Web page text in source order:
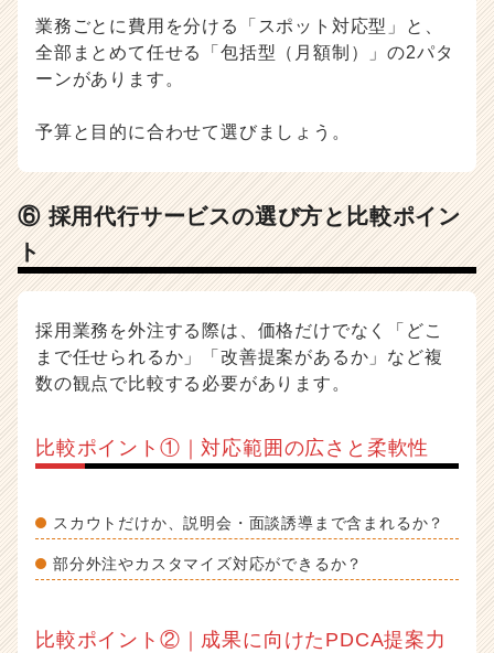
業務ごとに費用を分ける「スポット対応型」と、
全部まとめて任せる「包括型（月額制）」の2パタ
ーンがあります。
予算と目的に合わせて選びましょう。
⑥ 採用代行サービスの選び方と比較ポイン
ト
採用業務を外注する際は、価格だけでなく「どこ
まで任せられるか」「改善提案があるか」など複
数の観点で比較する必要があります。
比較ポイント①｜対応範囲の広さと柔軟性
スカウトだけか、説明会・面談誘導まで含まれるか？
部分外注やカスタマイズ対応ができるか？
比較ポイント②｜成果に向けたPDCA提案力